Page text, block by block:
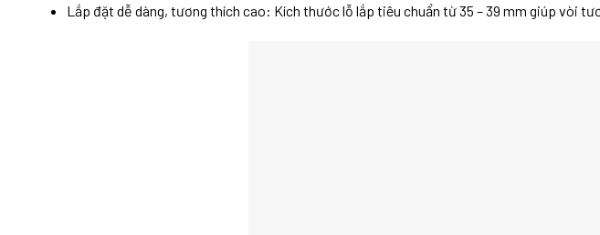
Lắp đặt dễ dàng, tương thích cao: Kích thước lỗ lắp tiêu chuẩn từ 35 – 39 mm giúp vòi